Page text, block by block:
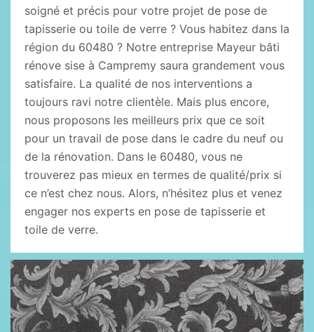
soigné et précis pour votre projet de pose de
tapisserie ou toile de verre ? Vous habitez dans la
région du 60480 ? Notre entreprise Mayeur bâti
rénove sise à Campremy saura grandement vous
satisfaire. La qualité de nos interventions a
toujours ravi notre clientèle. Mais plus encore,
nous proposons les meilleurs prix que ce soit
pour un travail de pose dans le cadre du neuf ou
de la rénovation. Dans le 60480, vous ne
trouverez pas mieux en termes de qualité/prix si
ce n’est chez nous. Alors, n’hésitez plus et venez
engager nos experts en pose de tapisserie et
toile de verre.